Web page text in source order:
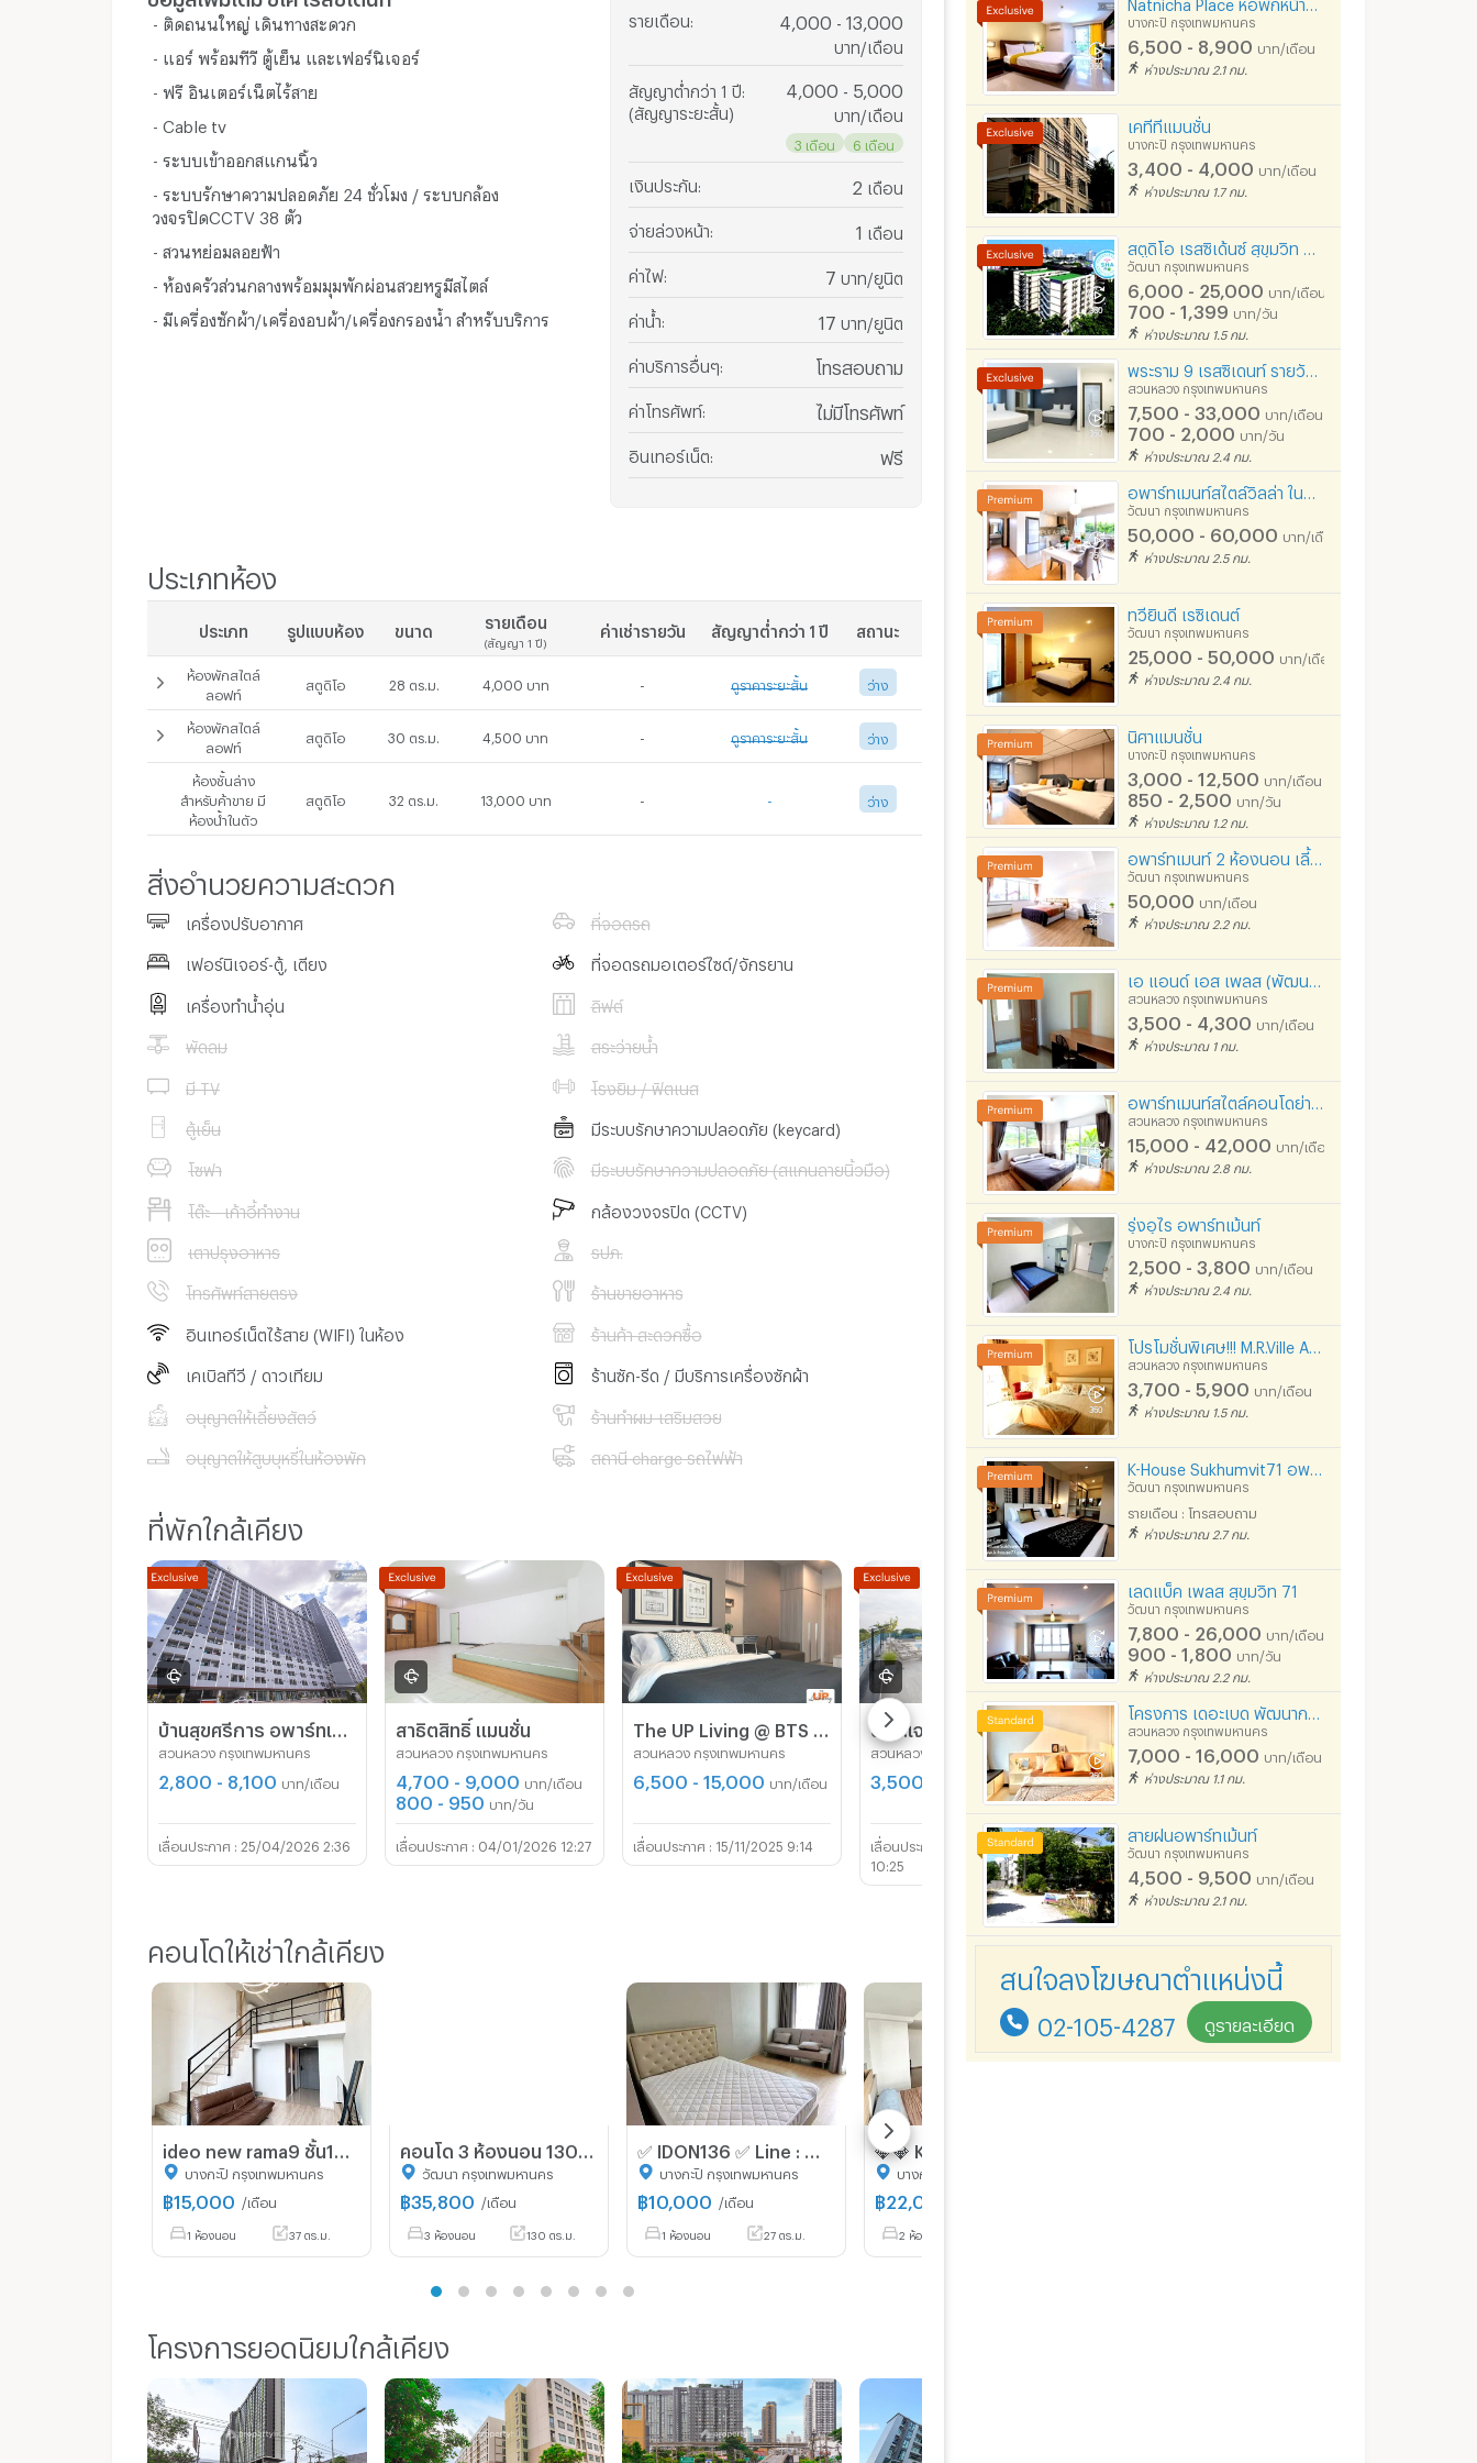
- ติดถนนใหญ่ เดินทางสะดวก
- แอร์ พร้อมทีวี ตู้เย็น และเฟอร์นิเจอร์
- ฟรี อินเตอร์เน็ตไร้สาย
- Cable tv
- ระบบเข้าออกสแกนนิ้ว
- ระบบรักษาความปลอดภัย 24 ชั่วโมง / ระบบกล้อง
วงจรปิดCCTV 38 ตัว
- สวนหย่อมลอยฟ้า
- ห้องครัวส่วนกลางพร้อมมุมพักผ่อนสวยหรูมีสไตล์
- มีเครื่องซักผ้า/เครื่องอบผ้า/เครื่องกรองน้ำ สำหรับบริการ
รายเดือน 4,000 - 13,000
บาท/เดือน
สัญญาต่ำกว่า 1 ปี
(สัญญาระยะสั้น)
4,000 - 5,000
บาท/เดือน
3 เดือน 6 เดือน
เงินประกัน 2 เดือน
จ่ายล่วงหน้า 1 เดือน
ค่าไฟ: 7 บาท/ยูนิต
ค่าน้ำ 17 บาท/ยูนิต
ค่าบริการอื่นๆ โทรสอบถาม
ค่าโทรศัพท์: ไม่มีโทรศัพท์
อินเทอร์เน็ต ฟรี
ประเภทห้อง
ประเภท รูปแบบห้อง ขนาด
รายเดือน
(สัญญา 1 ปี)
ค่าเช่ารายวัน สัญญาต่ำกว่า 1 ปี สถานะ
ห้องพักสไตล์
ลอฟท์
สตูดิโอ 28 ตร.ม. 4,000 บาท ดูราคาระยะสั้น ว่าง
- 4,500
ห้องพักสไตล์
ลอฟท์
สตูดิโอ 30 ตร.ม. 4,500 บาท ดูราคาระยะสั้น ว่าง
สัญญาเช่า 1 เดือน
ห้องชั้นล่าง
สำหรับค้าขาย มี
ห้องน้ำในตัว
สตูดิโอ 32 ตร.ม. 13,000 บาท ว่าง
สิ่งอำนวยความสะดวก
เครื่องปรับอากาศ
เฟอร์นิเจอร์-ตู้, เตียง
เครื่องทำน้ำอุ่น
พัดลม
มี TV
ตู้เย็น
โซฟา
โต๊ะ - เก้าอี้ทำงาน
เตาปรุงอาหาร
โทรศัพท์สายตรง
อินเทอร์เน็ตไร้สาย (WIFI) ในห้อง
เคเบิลทีวี / ดาวเทียม
อนุญาตให้เลี้ยงสัตว์
อนุญาตให้สูบบุหรี่ในห้องพัก
ที่จอดรถ
ที่จอดรถมอเตอร์ไซด์/จักรยาน
ลิฟต์
สระว่ายน้ำ
โรงยิม / ฟิตเนส
มีระบบรักษาความปลอดภัย (keycard)
มีระบบรักษาความปลอดภัย (สแกนลายนิ้วมือ)
กล้องวงจรปิด (CCTV)
รปภ.
ร้านขายอาหาร
ร้านค้า สะดวกซื้อ
ร้านซัก-รีด / มีบริการเครื่องซักผ้า
ร้านทำผม-เสริมสวย
สถานี charge รถไฟฟ้า
ที่พักใกล้เคียง
สวนหลวง กรุงเทพมหานคร
2,800 - 8,100 บาท/เดือน
25/04/2026 2:36
สาธิตสิทธิ์ แมนชั่น
สวนหลวง กรุงเทพมหานคร
4,700 - 9,000 บาท/เดือน
800 - 950 บาท/วัน
04/01/2026 12:27
สวนหลวง กรุงเทพมหานคร
6,500 - 15,000 บาท/เดือน
15/11/2025 9:14
ดี.เค.เจ. แมนชั่น พัฒนาการ 40
สวนหลวง กรุงเทพมหานคร
3,500 - 6,000 บาท/เดือน
07/08/2026
10:25
อัลเบอรี่ เพลส สุขุมวิท 71
วัฒนา กรุงเทพมหานคร
9,900 - 25,000
เดือน
20/05/2024 7:50
คอนโดให้เช่าใกล้เคียง
บางกะปิ กรุงเทพมหานคร
฿15,000 /เดือน
1 ห้องนอน 37 ตร.ม.
วัฒนา กรุงเทพมหานคร
฿35,800 /เดือน
3 ห้องนอน 130 ตร.ม.
บางกะปิ กรุงเทพมหานคร
฿10,000 /เดือน
1 ห้องนอน 27 ตร.ม.
บางกะปิ กรุงเทพมหานคร
฿22,000
2 ห้องนอน
โครงการยอดนิยมใกล้เคียง
บางกะปิ กรุงเทพมหานคร
6,500 - 8,900 บาท/เดือน
ห่างประมาณ 2.1 กม.
เคทีทีแมนชั่น
บางกะปิ กรุงเทพมหานคร
3,400 - 4,000 บาท/เดือน
ห่างประมาณ 1.7 กม.
วัฒนา กรุงเทพมหานคร
6,000 - 25,000 บาท/เดือน
700 - 1,399 บาท/วัน
ห่างประมาณ 1.5 กม.
สวนหลวง กรุงเทพมหานคร
7,500 - 33,000 บาท/เดือน
700 - 2,000 บาท/วัน
ห่างประมาณ 2.4 กม.
วัฒนา กรุงเทพมหานคร
50,000 - 60,000 บาท/เดือน
ห่างประมาณ 2.5 กม.
ทวียินดี เรซิเดนต์
วัฒนา กรุงเทพมหานคร
25,000 - 50,000 บาท/เดือน
ห่างประมาณ 2.4 กม.
นิศาแมนชั่น
บางกะปิ กรุงเทพมหานคร
3,000 - 12,500 บาท/เดือน
850 - 2,500 บาท/วัน
ห่างประมาณ 1.2 กม.
วัฒนา กรุงเทพมหานคร
50,000 บาท/เดือน
ห่างประมาณ 2.2 กม.
สวนหลวง กรุงเทพมหานคร
3,500 - 4,300 บาท/เดือน
ห่างประมาณ 1 กม.
สวนหลวง กรุงเทพมหานคร
15,000 - 42,000 บาท/เดือน
ห่างประมาณ 2.8 กม.
รุ่งอุไร อพาร์ทเม้นท์
บางกะปิ กรุงเทพมหานคร
2,500 - 3,800 บาท/เดือน
ห่างประมาณ 2.4 กม.
สวนหลวง กรุงเทพมหานคร
3,700 - 5,900 บาท/เดือน
ห่างประมาณ 1.5 กม.
วัฒนา กรุงเทพมหานคร
รายเดือน : โทรสอบถาม
ห่างประมาณ 2.7 กม.
เลดแบ็ค เพลส สุขุมวิท 71
วัฒนา กรุงเทพมหานคร
7,800 - 26,000 บาท/เดือน
900 - 1,800 บาท/วัน
ห่างประมาณ 2.2 กม.
สวนหลวง กรุงเทพมหานคร
7,000 - 16,000 บาท/เดือน
ห่างประมาณ 1.1 กม.
สายฝนอพาร์ทเม้นท์
วัฒนา กรุงเทพมหานคร
4,500 - 9,500 บาท/เดือน
ห่างประมาณ 2.1 กม.
สนใจลงโฆษณาตำแหน่งนี้
02-105-4287 ดูรายละเอียด